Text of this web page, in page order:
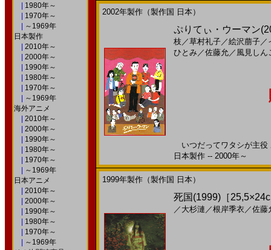
1980年～
1970年～
～1969年
日本製作
2010年～
2000年～
1990年～
1980年～
1970年～
～1969年
海外アニメ
2010年～
2000年～
1990年～
1980年～
1970年～
～1969年
日本アニメ
2010年～
2000年～
1990年～
1980年～
1970年～
～1969年
2002年製作（製作国 日本）
ぷりてぃ・ウーマン
枝 ／草村礼子／絵沢萠子／
ひとみ／佐藤允／ 風見しん
いつだってワタシが主
日本製作 -- 2000年～
1999年製作（製作国 日本）
死国(1999)［
／ 大杉漣 ／根岸季衣 ／佐藤